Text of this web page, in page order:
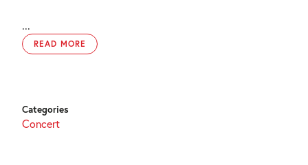
...
READ MORE
Categories
Concert